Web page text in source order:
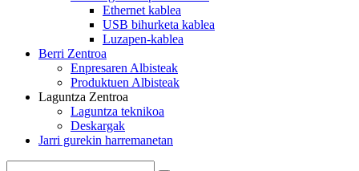
Ethernet kablea
USB bihurketa kablea
Luzapen-kablea
Berri Zentroa
Enpresaren Albisteak
Produktuen Albisteak
Laguntza Zentroa
Laguntza teknikoa
Deskargak
Jarri gurekin harremanetan